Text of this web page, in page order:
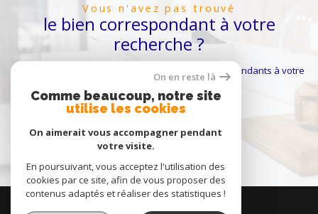
vous n'avez pas trouvé
le bien correspondant à votre
recherche ?
Créer une alerte email et recevez les biens correspondants à votre
créer l'alerte
se
On en reste là
Comme beaucoup, notre site
utilise les cookies
On aimerait vous accompagner pendant
votre visite.
En poursuivant, vous acceptez l'utilisation des
cookies par ce site, afin de vous proposer des
contenus adaptés et réaliser des statistiques !